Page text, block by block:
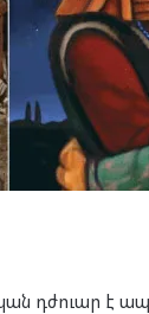
դժուար է